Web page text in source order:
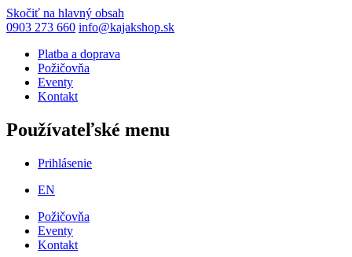
Skočiť na hlavný obsah
0903 273 660 info@kajakshop.sk
Platba a doprava
Požičovňa
Eventy
Kontakt
Používateľské menu
Prihlásenie
EN
Požičovňa
Eventy
Kontakt